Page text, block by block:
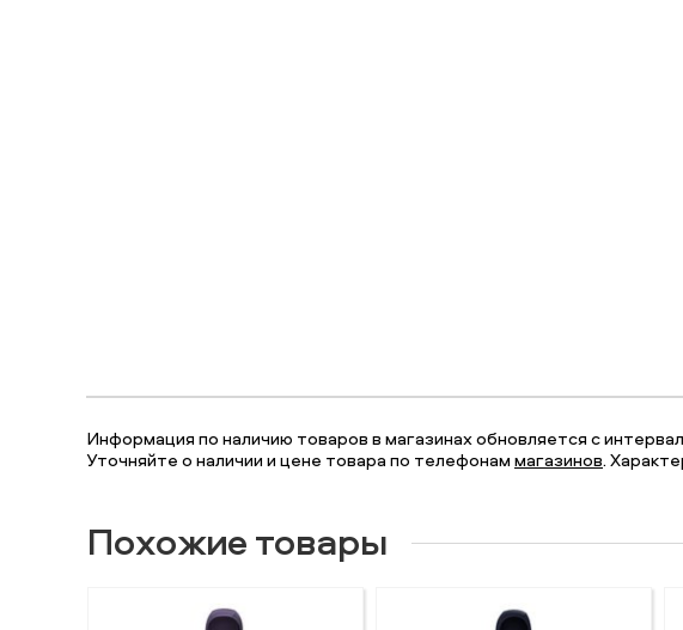
Информация по наличию товаров в магазинах обновляется с
Уточняйте о наличии и цене товара по телефонаммагазинов.
Похожие товары